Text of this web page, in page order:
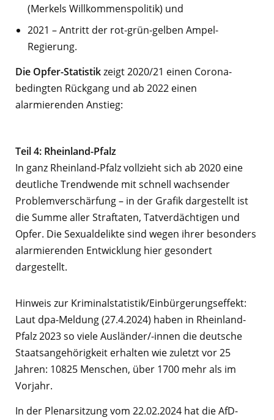
(Merkels Willkommenspolitik) und
2021 – Antritt der rot-grün-gelben Ampel-
Regierung.
Die Opfer-Statistikzeigt 2020/21 einen Corona-
bedingten Rückgang und ab 2022 einen
alarmierenden Anstieg:
Teil 4: Rheinland-Pfalz
In ganz Rheinland-Pfalz vollzieht sich ab 2020 eine
deutliche Trendwende mit schnell wachsender
Problemverschärfung – in der Grafik dargestellt ist
die Summe aller Straftaten, Tatverdächtigen und
Opfer. Die Sexualdelikte sind wegen ihrer besonders
alarmierenden Entwicklung hier gesondert
dargestellt.
Hinweis zur Kriminalstatistik/Einbürgerungseffekt:
Laut dpa-Meldung (27.4.2024) haben in Rheinland-
Pfalz 2023 so viele Ausländer/-innen die deutsche
Staatsangehörigkeit erhalten wie zuletzt vor 25
Jahren: 10825 Menschen, über 1700 mehr als im
Vorjahr.
In der Plenarsitzung vom 22.02.2024 hat die AfD-